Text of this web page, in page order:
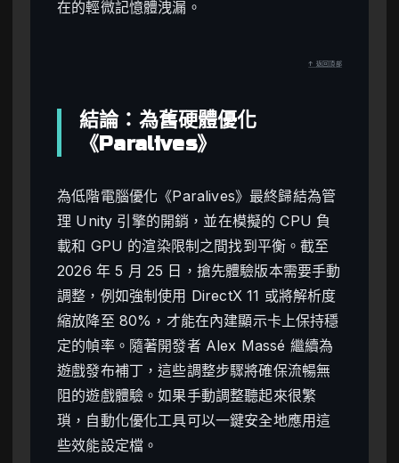
在的輕微記憶體洩漏。
↑ 返回頂部
結論：為舊硬體優化
《Paralives》
為低階電腦優化《Paralives》最終歸結為管
理 Unity 引擎的開銷，並在模擬的 CPU 負
載和 GPU 的渲染限制之間找到平衡。截至
2026 年 5 月 25 日，搶先體驗版本需要手動
調整，例如強制使用 DirectX 11 或將解析度
縮放降至 80%，才能在內建顯示卡上保持穩
定的幀率。隨著開發者 Alex Massé 繼續為
遊戲發布補丁，這些調整步驟將確保流暢無
阻的遊戲體驗。如果手動調整聽起來很繁
瑣，自動化優化工具可以一鍵安全地應用這
些效能設定檔。